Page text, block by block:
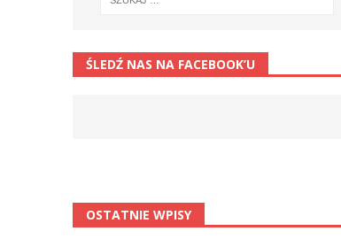
ŚLEDŹ NAS NA FACEBOOK’U
OSTATNIE WPISY